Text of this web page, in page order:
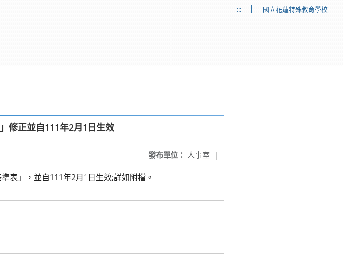
::: 國立花蓮特殊教育學校
修正並自111年2月1日生效
發布單位： 人事室 |
表」，並自111年2月1日生效;詳如附檔。